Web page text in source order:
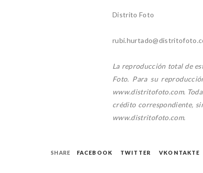
Distrito Foto
La reproducción total de
Foto. Para su
www.distritofoto.com.
crédito correspondiente,
www.distritofoto.com.
SHARE FACEBOOK TWITTER VKONTAKTE